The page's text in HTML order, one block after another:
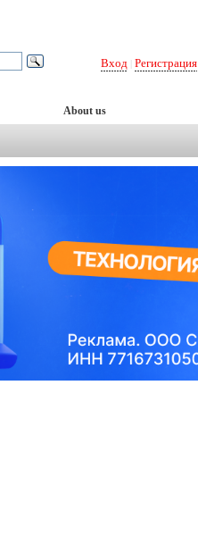
Вход Регистрация
About us